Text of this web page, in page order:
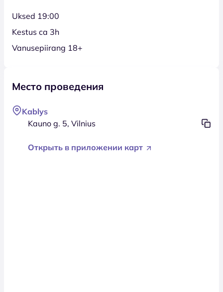
Uksed 19:00
Kestus ca 3h
Vanusepiirang 18+
Место проведения
Kablys
Kauno g. 5, Vilnius
Открыть в приложении карт